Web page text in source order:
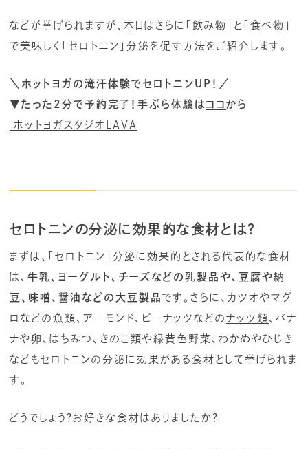
などが挙げられますが、本日はさらに「飲み物」と「食べ物」
で美味しく「セロトニン」分泌を促す方法をご紹介します。
＼ホットヨガの滝汗体験でセロトニンUP！／
▼たった2分で予約完了！手ぶら体験は ココ から
ホットヨガスタジオLAVA
セロトニンの分泌に効果的な食材とは？
まずは、「セロトニン」分泌に効果的とされる代表的な食材
は、 牛乳、ヨーグルト、チーズなどの乳製品や、豆腐や納
豆、味噌、醤油などの大豆製品 です。さらに、カツオやマグ
ロなどの魚類、アーモンド、ピーナッツなどの ナッツ類 、バナ
ナや卵、はちみつ、きのこ類や緑黄色野菜、わかめやひじき
などもセロトニンの分泌に効果がある食材として挙げられま
す。
どうでしょう？お好きな食材はありましたか？